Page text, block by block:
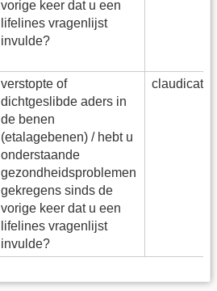
vorige keer dat u een
lifelines vragenlijst
invulde?
verstopte of
dichtgeslibde aders in
de benen
(etalagebenen) / hebt u
onderstaande
gezondheidsproblemen
gekregens sinds de
vorige keer dat u een
lifelines vragenlijst
invulde?